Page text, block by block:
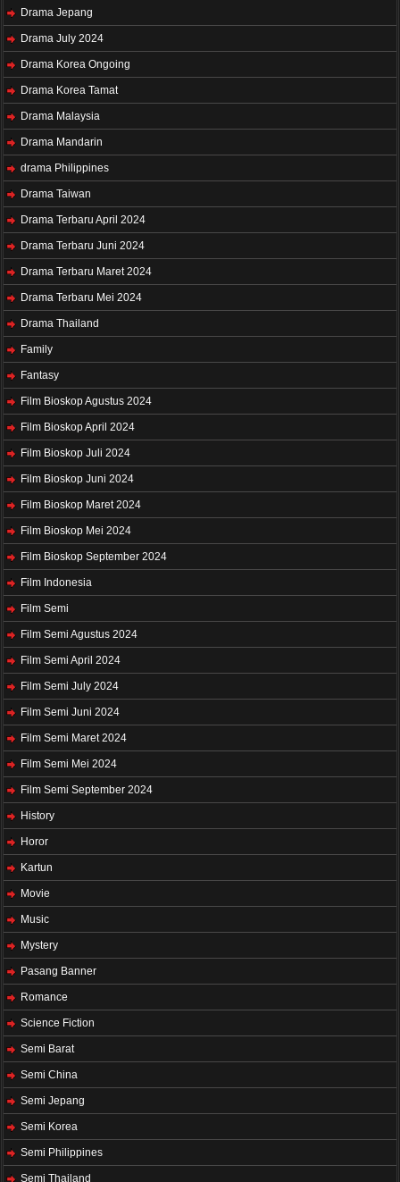
Drama Jepang
Drama July 2024
Drama Korea Ongoing
Drama Korea Tamat
Drama Malaysia
Drama Mandarin
drama Philippines
Drama Taiwan
Drama Terbaru April 2024
Drama Terbaru Juni 2024
Drama Terbaru Maret 2024
Drama Terbaru Mei 2024
Drama Thailand
Family
Fantasy
Film Bioskop Agustus 2024
Film Bioskop April 2024
Film Bioskop Juli 2024
Film Bioskop Juni 2024
Film Bioskop Maret 2024
Film Bioskop Mei 2024
Film Bioskop September 2024
Film Indonesia
Film Semi
Film Semi Agustus 2024
Film Semi April 2024
Film Semi July 2024
Film Semi Juni 2024
Film Semi Maret 2024
Film Semi Mei 2024
Film Semi September 2024
History
Horor
Kartun
Movie
Music
Mystery
Pasang Banner
Romance
Science Fiction
Semi Barat
Semi China
Semi Jepang
Semi Korea
Semi Philippines
Semi Thailand